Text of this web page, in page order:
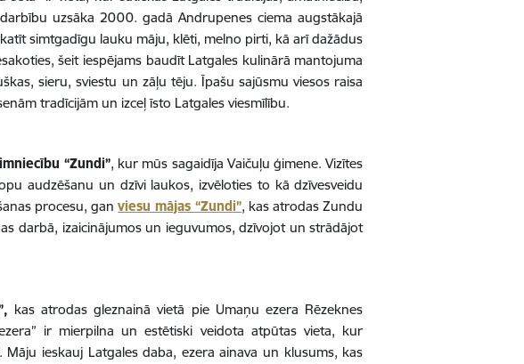
uzsāka 2000. gadā Andrupenes ciema augstākajā
simtgadīgu lauku māju, klēti, melno pirti, kā arī dažādus
šeit iespējams baudīt Latgales kulinārā mantojuma
sieru, sviestu un zāļu tēju. Īpašu sajūsmu viesos raisa
tradīcijām un izceļ īsto Latgales viesmīlību.
“Zundi”, kur mūs sagaidīja Vaičuļu ģimene. Vizītes
audzēšanu un dzīvi laukos, izvēloties to kā dzīvesveidu
procesu, ganviesu mājas “Zundi”, kas atrodas Zundu
darbā, izaicinājumos un ieguvumos, dzīvojot un strādājot
kas atrodas gleznainā vietā pie Umaņu ezera Rēzeknes
ir mierpilna un estētiski veidota atpūtas vieta, kur
ieskauj Latgales daba, ezera ainava un klusums, kas